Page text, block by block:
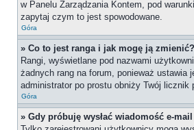
w Panelu Zarządzania Kontem, pod
zapytaj czym to jest spowodowane.
Góra
» Co to jest ranga i jak mogę ją zmienić?
Rangi, wyświetlane pod nazwami
żadnych rang na forum, ponieważ
administrator po prostu obniży Twój
Góra
» Gdy próbuję wysłać wiadomość e-